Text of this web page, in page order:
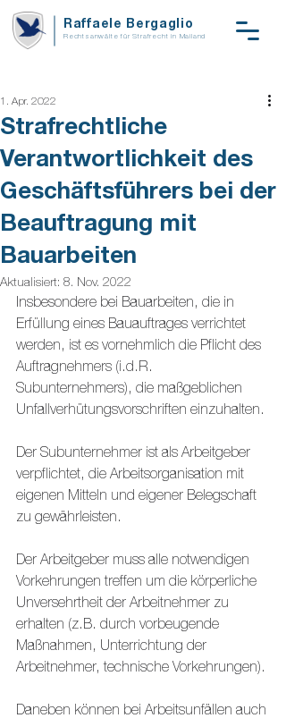
Rechtsanwälte für Strafrecht in Mailand
Raffaele Bergaglio
Strafrechtliche
Verantwortlichkeit des
Geschäftsführers bei der
Beauftragung mit
Bauarbeiten
1. Apr. 2022
Aktualisiert: 8. Nov. 2022
Insbesondere bei Bauarbeiten, die in
Erfüllung eines Bauauftrages verrichtet
werden, ist es vornehmlich die Pflicht des
Auftragnehmers (i.d.R.
Subunternehmers), die maßgeblichen
Unfallverhütungsvorschriften einzuhalten.
Der Subunternehmer ist als Arbeitgeber
verpflichtet, die Arbeitsorganisation mit
eigenen Mitteln und eigener Belegschaft
zu gewährleisten.
Der Arbeitgeber muss alle notwendigen
Vorkehrungen treffen um die körperliche
Unversehrtheit der Arbeitnehmer zu
erhalten (z.B. durch vorbeugende
Maßnahmen, Unterrichtung der
Arbeitnehmer, technische Vorkehrungen).
Daneben können bei Arbeitsunfällen auch